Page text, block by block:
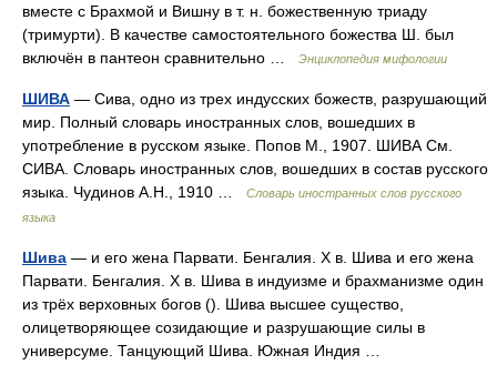
вместе с Брахмой и Вишну в т. н. божественную триаду
(тримурти). В качестве самостоятельного божества Ш. был
включён в пантеон сравнительно …
Энциклопедия мифологии
ШИВА — Сива, одно из трех индусских божеств, разрушающий
мир. Полный словарь иностранных слов, вошедших в
употребление в русском языке. Попов М., 1907. ШИВА См.
СИВА. Словарь иностранных слов, вошедших в состав русского
языка. Чудинов А.Н., 1910 …
Словарь иностранных слов русского
языка
Шива — и его жена Парвати. Бенгалия. X в. Шива и его жена
Парвати. Бенгалия. X в. Шива в индуизме и брахманизме один
из трёх верховных богов (). Шива высшее существо,
олицетворяющее созидающие и разрушающие силы в
универсуме. Танцующий Шива. Южная Индия …